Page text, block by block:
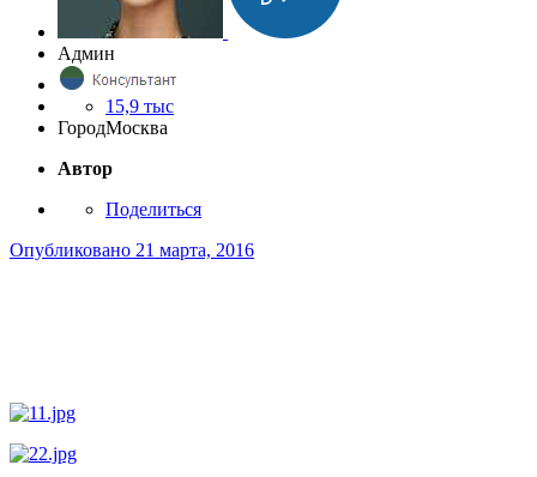
Админ
15,9 тыс
ГородМосква
Автор
Поделиться
Опубликовано 21 марта, 2016